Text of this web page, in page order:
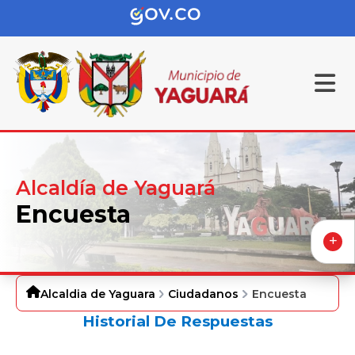
Alcaldía de Yaguará
Encuesta
Alcaldia de Yaguara Ciudadanos Encuesta
Historial De Respuestas